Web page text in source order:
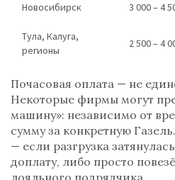
Новосибирск 3 000 – 4
Тула, Калуга,
регионы
2 500 – 4
Почасовая оплата — не
Некоторые фирмы могут
машину»: независимо от
сумму за конкретную
— если разгрузка
доплату, либо просто